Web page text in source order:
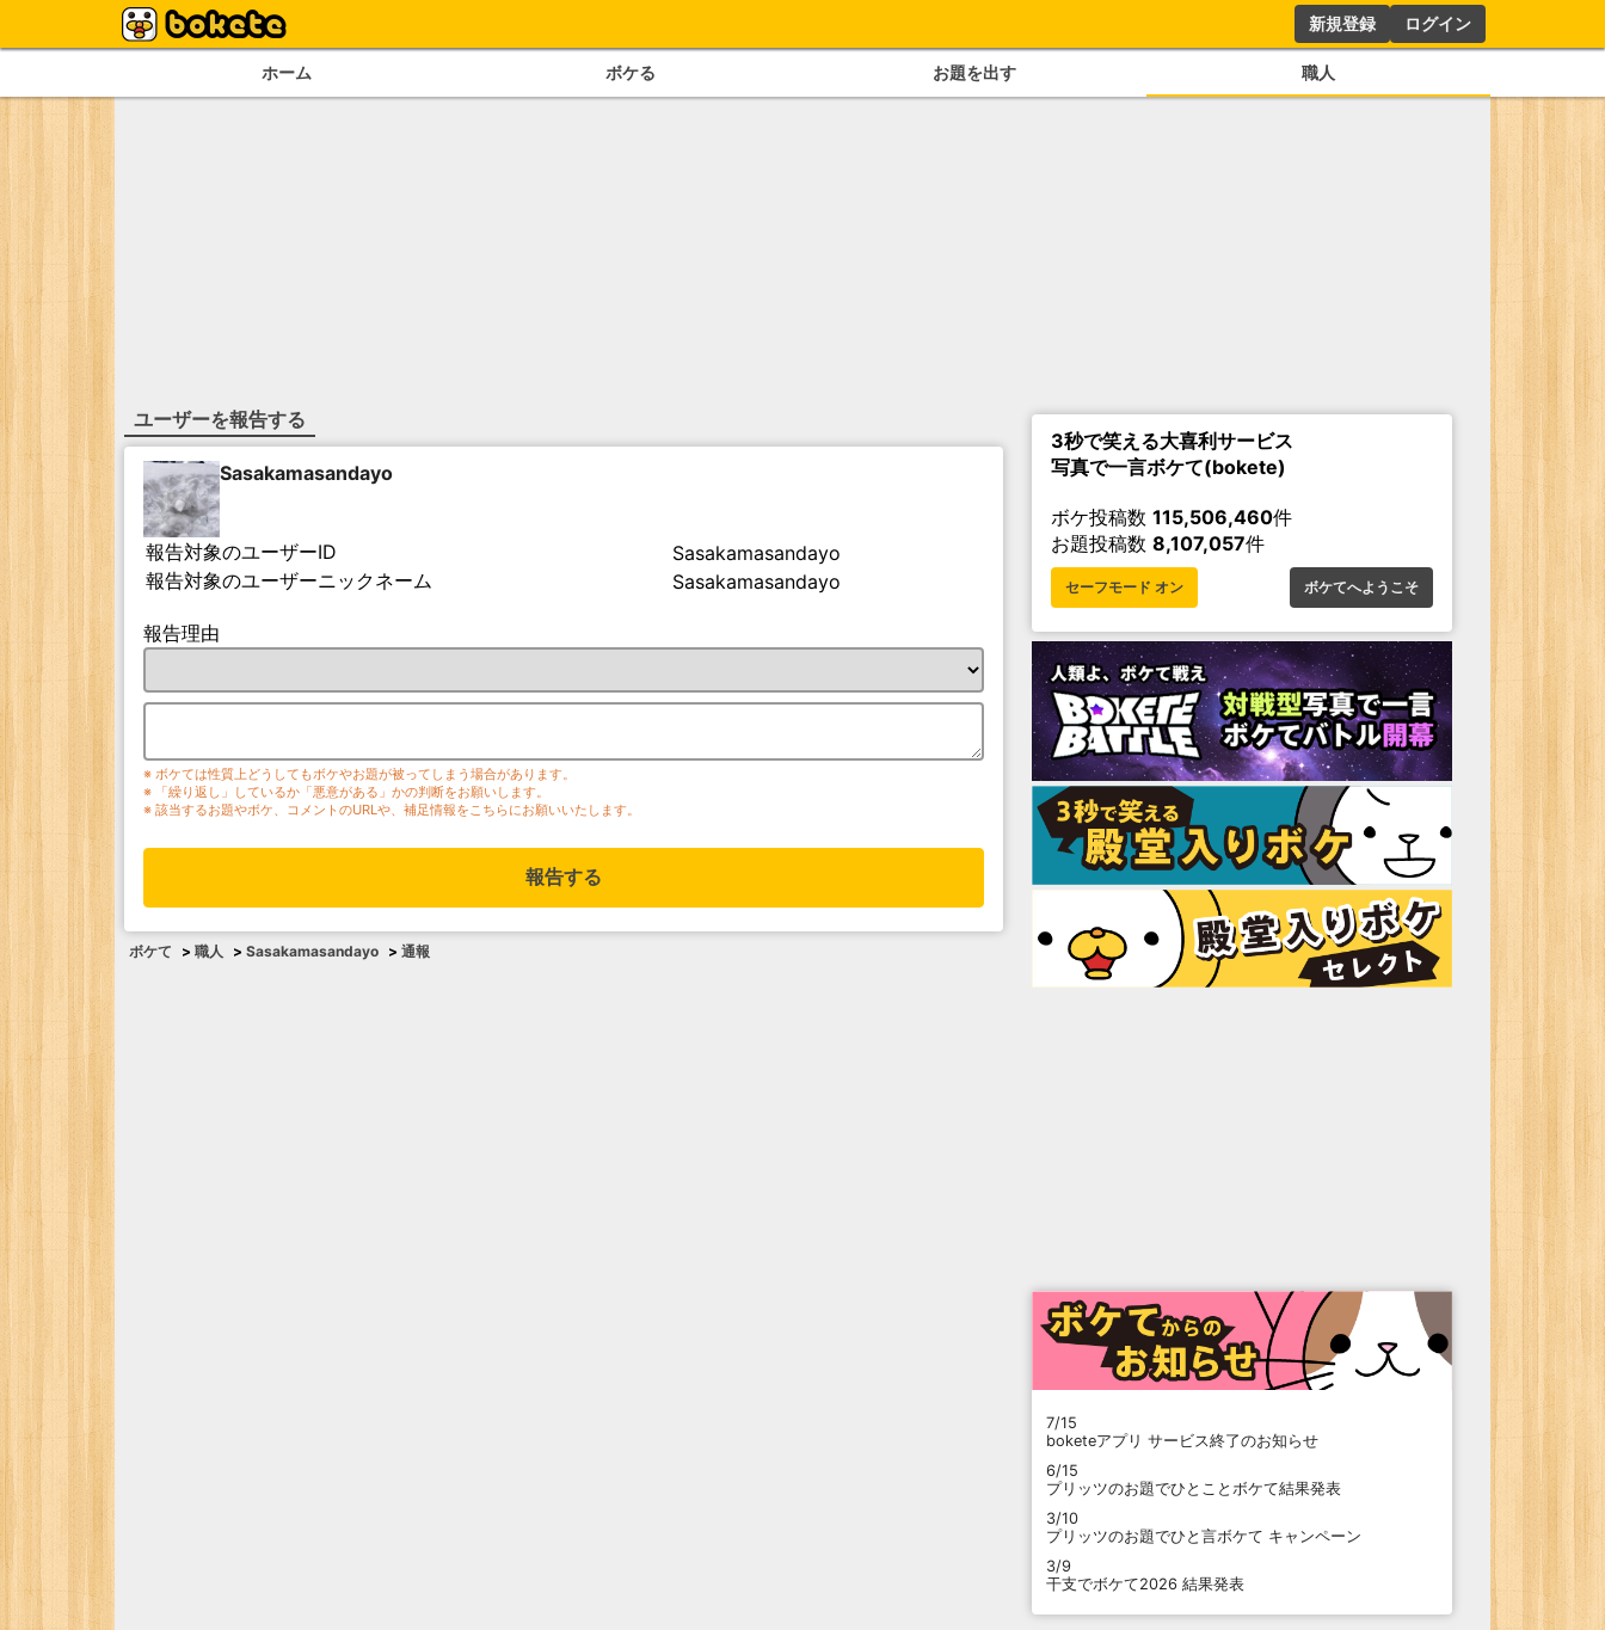
新規登録 ログイン
ホーム ボケる お題を出す 職人
ユーザーを報告する
Sasakamasandayo
報告対象のユーザーID
Sasakamasandayo
報告対象のユーザーニックネーム
Sasakamasandayo
報告理由
※ ボケては性質上どうしてもボケやお題が被ってしまう場合があります。
※ 「繰り返し」しているか「悪意がある」かの判断をお願いします。
※ 該当するお題やボケ、コメントのURLや、補足情報をこちらにお願いいたします。
報告する
ボケて > 職人 > Sasakamasandayo > 通報
3秒で笑える大喜利サービス
写真で一言ボケて(bokete)
ボケ投稿数 115,506,460件
お題投稿数 8,107,057件
セーフモード オン ボケてへようこそ
7/15
boketeアプリ サービス終了のお知らせ
6/15
プリッツのお題でひとことボケて結果発表
3/10
プリッツのお題でひと言ボケて キャンペーン
3/9
干支でボケて2026 結果発表